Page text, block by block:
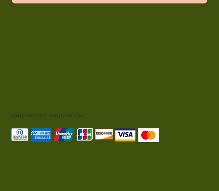
Pague com segurança